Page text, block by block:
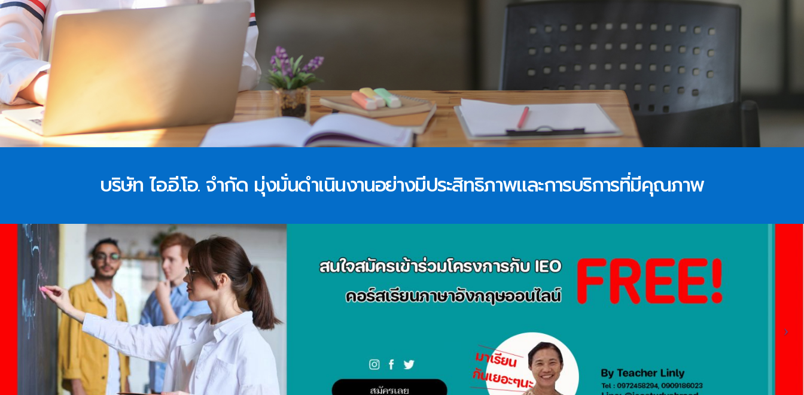
บริษัท ไอ.อี.โอ. จำกัด มุ่งมั่นดำเนินงานอย่างมีประสิทธิภาพและการบริการที่มีคุณภาพ